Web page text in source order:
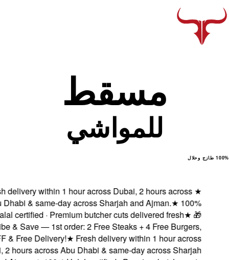
Fresh delivery
Abu Dhabi &
Halal certified ·
Subscribe & Save —
5% OFF & Free
Dubai, 2 hours